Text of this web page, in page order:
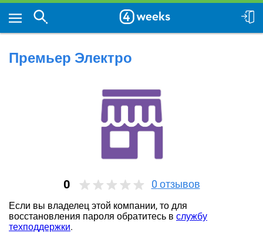
Премьер Электро
0 0 отзывов
Если вы владелец этой компании, то для
восстановления пароля обратитесь в службу
техподдержки.